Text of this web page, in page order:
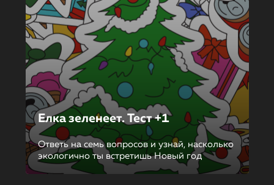
Елка зеленеет. Тест +1
Ответь на семь вопросов и узнай, насколько
экологично ты встретишь Новый год